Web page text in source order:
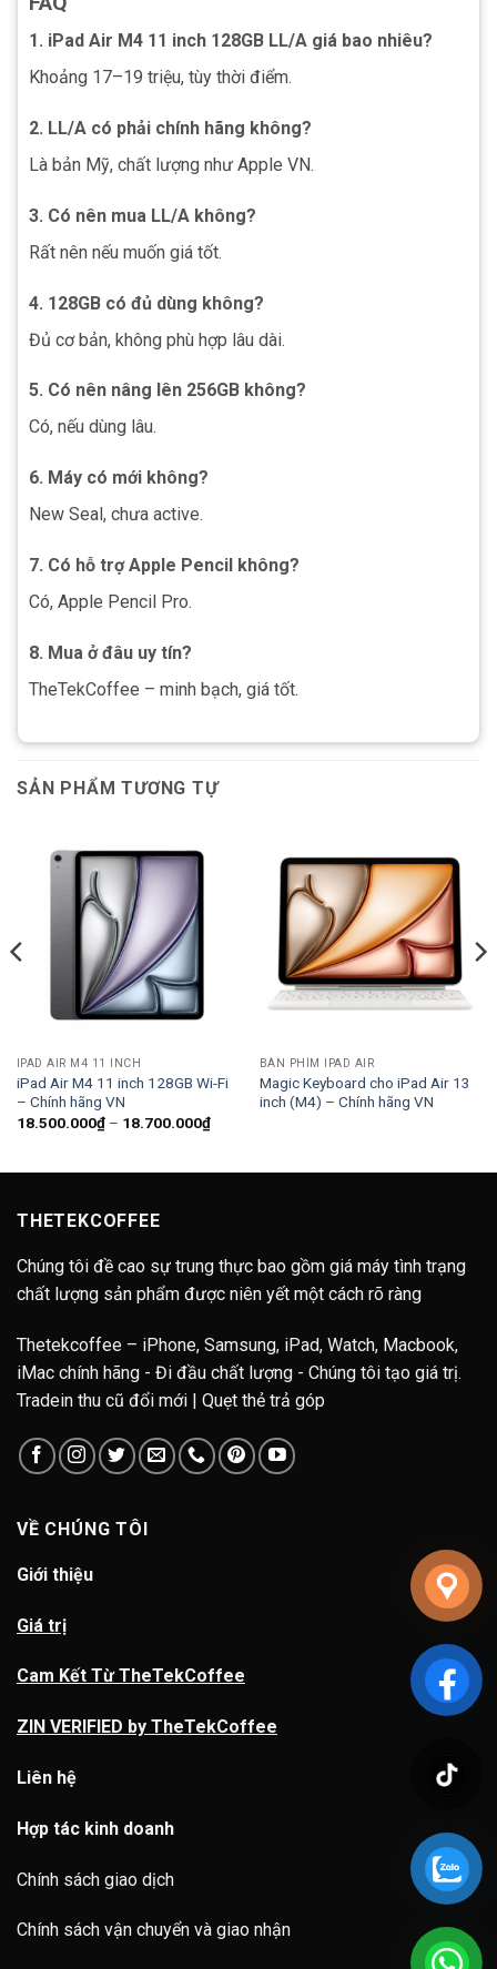
1. iPad Air M4 11 inch 128GB LL/A giá bao nhiêu?
Khoảng 17–19 triệu, tùy thời điểm.
2. LL/A có phải chính hãng không?
Là bản Mỹ, chất lượng như Apple VN.
3. Có nên mua LL/A không?
Rất nên nếu muốn giá tốt.
4. 128GB có đủ dùng không?
Đủ cơ bản, không phù hợp lâu dài.
5. Có nên nâng lên 256GB không?
Có, nếu dùng lâu.
6. Máy có mới không?
New Seal, chưa active.
7. Có hỗ trợ Apple Pencil không?
Có, Apple Pencil Pro.
8. Mua ở đâu uy tín?
TheTekCoffee – minh bạch, giá tốt.
SẢN PHẨM TƯƠNG TỰ
IPAD AIR M4 11 INCH
iPad Air M4 11 inch 128GB Wi-Fi
– Chính hãng VN
18.500.000₫ – 18.700.000₫Khoảng
giá:
đến
BÀN PHÍM IPAD AIR
Magic Keyboard cho iPad Air 13
inch (M4) – Chính hãng VN
THETEKCOFFEE
Chúng tôi đề cao sự trung thực bao gồm giá máy tình trạng
chất lượng sản phẩm được niên yết một cách rõ ràng
Thetekcoffee – iPhone, Samsung, iPad, Watch, Macbook,
iMac chính hãng - Đi đầu chất lượng - Chúng tôi tạo giá trị.
Tradein thu cũ đổi mới | Quẹt thẻ trả góp
VỀ CHÚNG TÔI
Giới thiệu
Giá trị
Cam Kết Từ TheTekCoffee
ZIN VERIFIED by TheTekCoffee
Liên hệ
Hợp tác kinh doanh
Chính sách giao dịch
Chính sách vận chuyển và giao nhận